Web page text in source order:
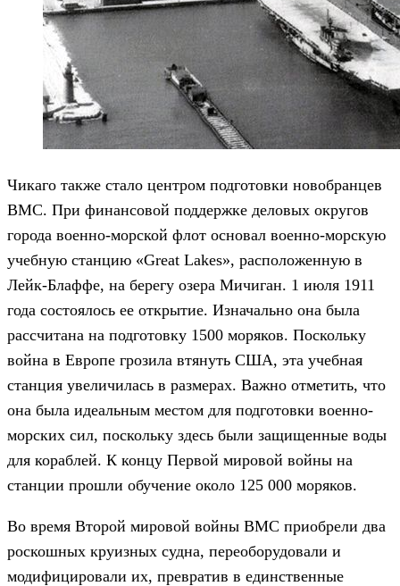
Чикаго также стало центром подготовки новобранцев
ВМС. При финансовой поддержке деловых округов
города военно-морской флот основал военно-морскую
учебную станцию «Great Lakes», расположенную в
Лейк-Блаффе, на берегу озера Мичиган. 1 июля 1911
года состоялось ее открытие. Изначально она была
рассчитана на подготовку 1500 моряков. Поскольку
война в Европе грозила втянуть США, эта учебная
станция увеличилась в размерах. Важно отметить, что
она была идеальным местом для подготовки военно-
морских сил, поскольку здесь были защищенные воды
для кораблей. К концу Первой мировой войны на
станции прошли обучение около 125 000 моряков.
Во время Второй мировой войны ВМС приобрели два
роскошных круизных судна, переоборудовали и
модифицировали их, превратив в единственные